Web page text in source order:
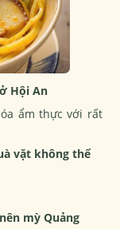
Hội An
ẩm thực với rất
vặt không thể
mỳ Quảng